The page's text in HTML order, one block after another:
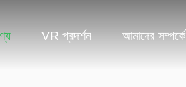
VR প্রদর্শন আমাদের সম্পর্কে